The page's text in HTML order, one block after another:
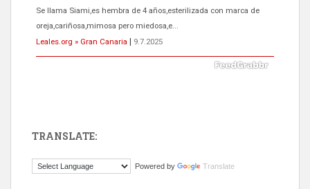
Se llama Siami,es hembra de 4 años,esterilizada con marca de
oreja,cariñosa,mimosa pero miedosa,e...
Leales.org » Gran Canaria
9.7.2025
El ayuntamiento se va a llevar a Los Gatos callejeros de la zona los
TRANSLATE:
Powered by Translate